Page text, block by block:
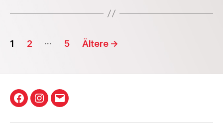
Seitennummerierung
Beiträge
1 2 … 5 Ältere →
Holzbachkicker
Instagram
E-